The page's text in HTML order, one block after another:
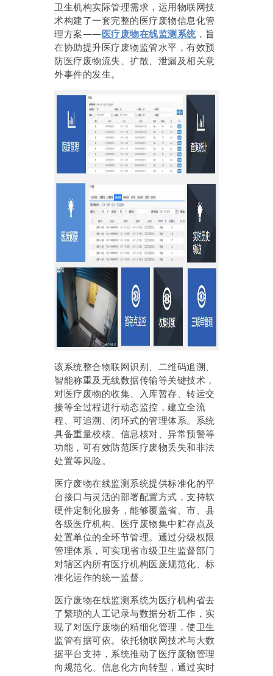
卫生机构实际管理需求，运用物联网技
术构建了一套完整的医疗废物信息化管
理方案——医疗废物在线监测系统，旨
在协助提升医疗废物监管水平，有效预
防医疗废物流失、扩散、泄漏及相关意
外事件的发生。
该系统整合物联网识别、二维码追溯、
智能称重及无线数据传输等关键技术，
对医疗废物的收集、入库暂存、转运交
接等全过程进行动态监控，建立全流
程、可追溯、闭环式的管理体系。系统
具备重量校核、信息核对、异常预警等
功能，可有效防范医疗废物丢失和非法
处置等风险。
医疗废物在线监测系统提供标准化的平
台接口与灵活的部署配置方式，支持软
硬件定制化服务，能够覆盖省、市、县
各级医疗机构、医疗废物集中贮存点及
处置单位的全环节管理。通过分级权限
管理体系，可实现省市级卫生监督部门
对辖区内所有医疗机构医废规范化、标
准化运作的统一监督。
医疗废物在线监测系统为医疗机构省去
了繁琐的人工记录与数据分析工作，实
现了对医疗废物的精细化管理，使卫生
监管有据可依。依托物联网技术与大数
据平台支持，系统推动了医疗废物管理
向规范化、信息化方向转型，通过实时